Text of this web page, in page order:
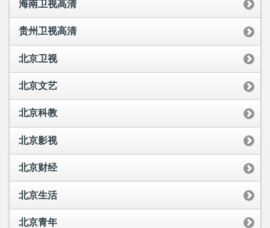
海南卫视高清
贵州卫视高清
北京卫视
北京文艺
北京科教
北京影视
北京财经
北京生活
北京青年